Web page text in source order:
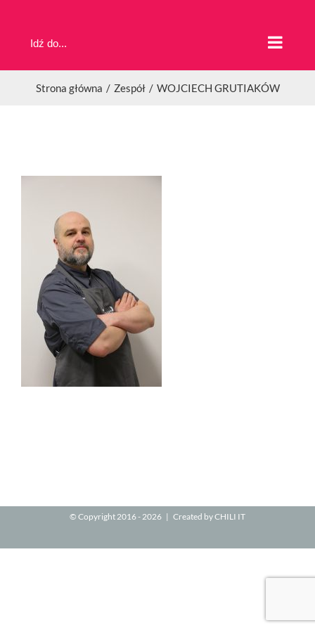
zawartości
Idź do...
Strona główna Zespół WOJCIECH GRUTIAKÓW
© Copyright 2016 -2026 | Created byCHILI IT